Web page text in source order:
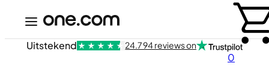
0
Uitstekend 24.794 reviews on